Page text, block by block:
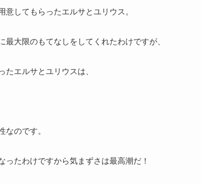
意してもらったエルサとユリウス。
大限のもてなしをしてくれたわけですが、
エルサとユリウスは、
のです。
たわけですから気まずさは最高潮だ！